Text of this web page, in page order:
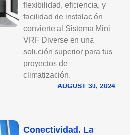
flexibilidad, eficiencia, y
facilidad de instalación
convierte al Sistema Mini
VRF Diverse en una
solución superior para tus
proyectos de
climatización.
AUGUST 30, 2024
Conectividad. La